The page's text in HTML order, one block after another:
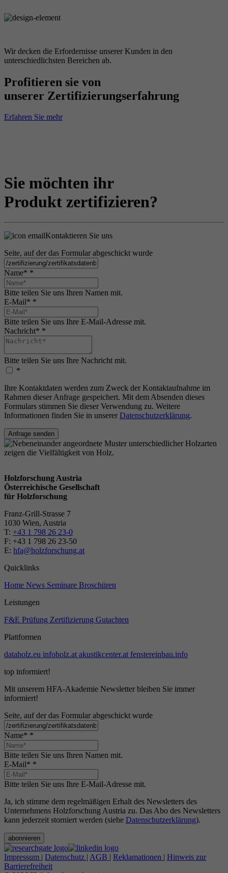
Wir decken die Erfordernisse unserer Kunden in den
unterschiedlichsten Bereichen ab.
Profitieren sie von
unserer Zertifizierungserfahrung
Erfahren Sie mehr
Sie möchten ihr
Produkt zertifizieren?
Kontaktieren Sie uns
Seite, auf der das Formular abgeschickt wurde
Name* *
Bitte teilen Sie uns Ihren Namen mit.
E-Mail* *
Bitte teilen Sie uns Ihre E-Mail-Adresse mit.
Nachricht* *
Bitte teilen Sie uns Ihre Nachricht mit.
*
Ihre Kontaktdaten werden zum Zweck der Kontaktaufnahme im
Rahmen dieser Anfrage gespeichert. Mit dem Absenden dieses
Formulars stimmen Sie dieser Verwendung zu. Weitere
Informationen finden Sie in unserer Datenschutzerklärung.
Anfrage senden
Holzforschung Austria
Österreichische Gesellschaft
für Holzforschung
Franz-Grill-Strasse 7
1030 Wien, Austria
T: +43 1 798 26 23-0
​​F: +43 1 798 26 23-50
E: hfa@holzforschung.at
Quicklinks
Home News Seminare Broschüren
Leistungen
F&E Prüfung Zertifizierung Gutachten
Plattformen
dataholz.eu infoholz.at akustikcenter.at fenstereinbau.info
top informiert!
Mit unserem HFA-Akademie Newsletter bleiben Sie immer
informiert!
Seite, auf der das Formular abgeschickt wurde
Name* *
Bitte teilen Sie uns Ihren Namen mit.
E-Mail* *
Bitte teilen Sie uns Ihre E-Mail-Adresse mit.
Ja, ich stimme dem regelmäßigen Erhalt des Newsletters des
Unternehmens Holzforschung Austria zu. Das Abo des Newsletters
kann jederzeit storniert werden (siehe Datenschutzerklärung).
abonnieren
Impressum | Datenschutz | AGB | Reklamationen | Hinweis zur
Barrierefreiheit